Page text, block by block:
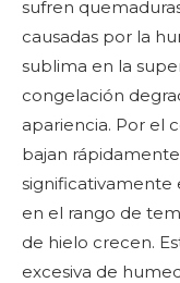
sufren
causadas por la
sublima en la
congelación
apariencia. Por el
bajan
significativamente
en el rango de
de hielo crecen.
excesiva de